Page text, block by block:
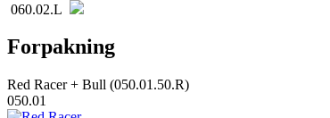
060.02.L
Forpakning
Red Racer + Bull (050.01.50.R)
050.01